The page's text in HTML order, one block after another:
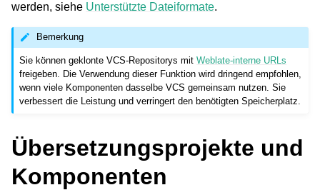
werden, siehe Unterstützte Dateiformate.
Bemerkung
Sie können geklonte VCS-Repositorys mitWeblate-interne URLs
freigeben. Die Verwendung dieser Funktion wird dringend empfohlen,
wenn viele Komponenten dasselbe VCS gemeinsam nutzen. Sie
verbessert die Leistung und verringert den benötigten Speicherplatz.
Übersetzungsprojekte und
Komponenten